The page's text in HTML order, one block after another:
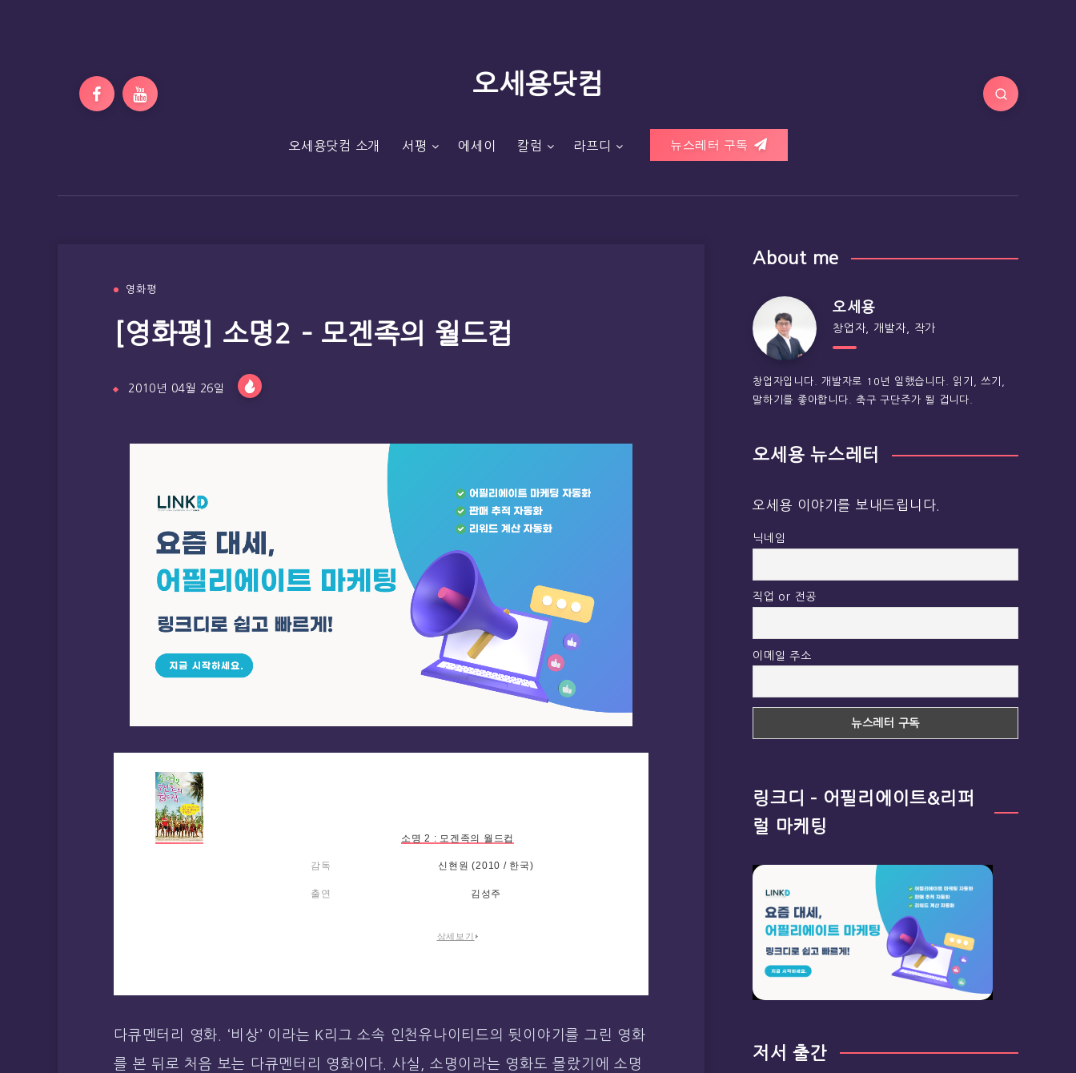
오세용닷컴
오세용닷컴 소개 서평 에세이 칼럼 라프디 뉴스레터 구독
영화평
[영화평] 소명2 – 모겐족의 월드컵
2010년 04월 26일
소명 2 : 모겐족의 월드컵
감독 신현원 (2010 / 한국)
출연 김성주
상세보기
다큐멘터리 영화. ‘비상’ 이라는 K리그 소속 인천유나이티드의 뒷이야기를 그린 영화
를 본 뒤로 처음 보는 다큐멘터리 영화이다. 사실, 소명이라는 영화도 몰랐기에 소명
About me
오세용
창업자, 개발자, 작가
창업자입니다. 개발자로 10년 일했습니다. 읽기, 쓰기,
말하기를 좋아합니다. 축구 구단주가 될 겁니다.
오세용 뉴스레터
오세용 이야기를 보내드립니다.
닉네임
직업 or 전공
이메일 주소
링크디 – 어필리에이트&리퍼
럴 마케팅
저서 출간